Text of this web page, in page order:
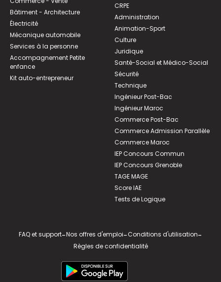
Bâtiment - Architecture
Électricité
Mécanique automobile
Services à la personne
Accompagnement Petite
enfance
Kit auto-entrepreneur
CRPE
Administration
Animation-Sport
Culture
Juridique
Santé-Social et Médico-Social
Sécurité
Technique
Ingénieur Post-Bac
Ingénieur Maroc
Commerce Post-Bac
Commerce Admission Parallèle
Commerce Maroc
IEP Concours Commun
IEP Concours Grenoble
TAGE MAGE
Score IAE
Tests de Logique
FAQ et support-Nos offres d'emploi-Conditions d'utilisation-
Règles de confidentialité